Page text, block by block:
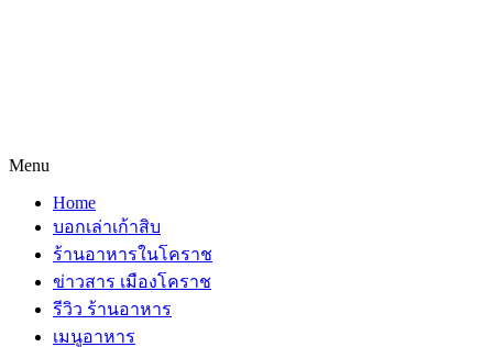
Menu
Home
บอกเล่าเก้าสิบ
ร้านอาหารในโคราช
ข่าวสาร เมืองโคราช
รีวิว ร้านอาหาร
เมนูอาหาร